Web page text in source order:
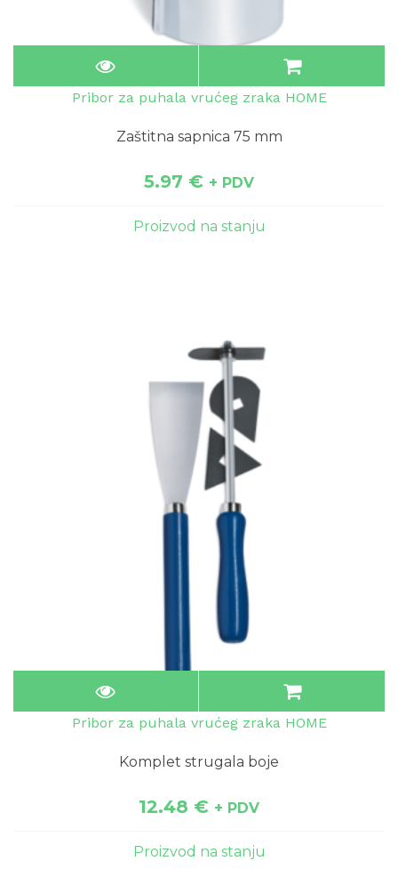
Pribor za puhala vrućeg zraka HOME
Zaštitna sapnica 75 mm
5.97 € + PDV
Proizvod na stanju
Pribor za puhala vrućeg zraka HOME
Komplet strugala boje
12.48 € + PDV
Proizvod na stanju